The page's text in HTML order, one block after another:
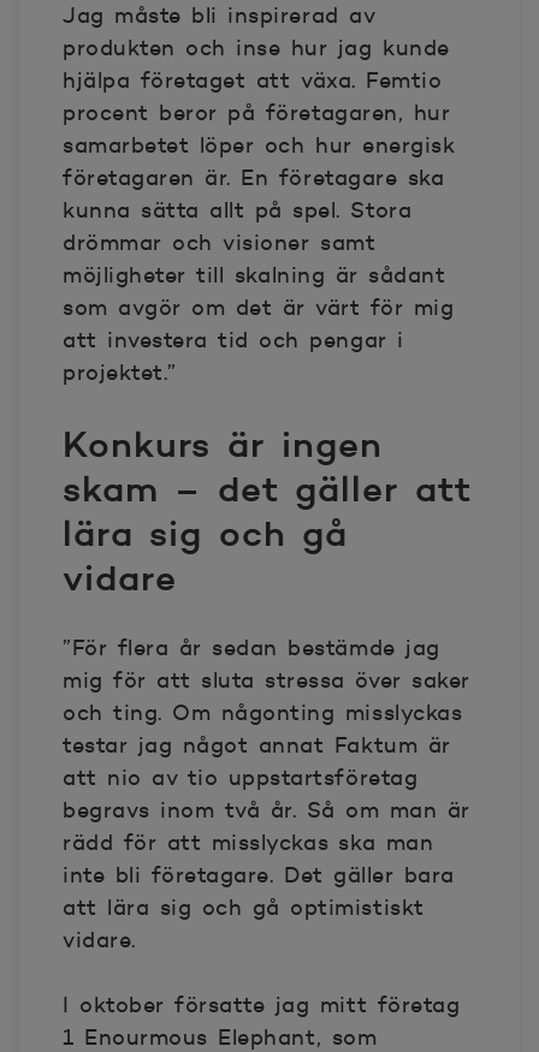
Jag måste bli inspirerad av
produkten och inse hur jag kunde
hjälpa företaget att växa. Femtio
procent beror på företagaren, hur
samarbetet löper och hur energisk
företagaren är. En företagare ska
kunna sätta allt på spel. Stora
drömmar och visioner samt
möjligheter till skalning är sådant
som avgör om det är värt för mig
att investera tid och pengar i
projektet.”
Konkurs är ingen
skam – det gäller att
lära sig och gå
vidare
”För flera år sedan bestämde jag
mig för att sluta stressa över saker
och ting. Om någonting misslyckas
testar jag något annat Faktum är
att nio av tio uppstartsföretag
begravs inom två år. Så om man är
rädd för att misslyckas ska man
inte bli företagare. Det gäller bara
att lära sig och gå optimistiskt
vidare.
I oktober försatte jag mitt företag
1 Enourmous Elephant, som